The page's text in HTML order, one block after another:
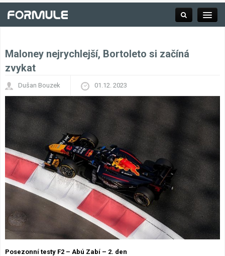
Závodní série
Kalendář F1
Výsledky F1
Týmy a jezdci F1
Okruhy F1
Lexikon F1
Maloney nejrychlejší, Bortoleto si začíná
zvykat
Dušan Bouzek 01.12. 2023
Posezonní testy F2 – Abú Zabí – 2. den